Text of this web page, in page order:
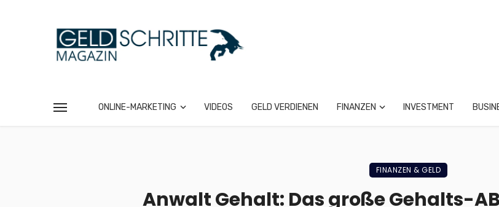
ONLINE-MARKETING VIDEOS GELD VERDIENEN FINANZEN INVESTMENT
FINANZEN & GELD
Anwalt Gehalt: Das große Gehalts-